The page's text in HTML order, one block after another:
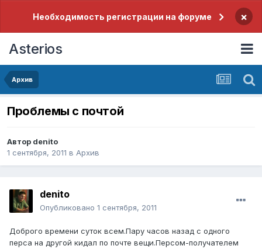
Необходимость регистрации на форуме ×
Asterios
Архив
Проблемы с почтой
Автор denito
1 сентября, 2011 в Архив
denito
Опубликовано 1 сентября, 2011
Доброго времени суток всем.Пару часов назад с одного
перса на другой кидал по почте вещи.Персом-получателем